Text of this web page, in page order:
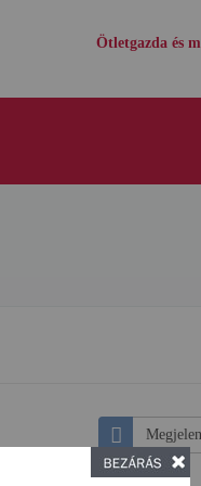
Ötletgazda és